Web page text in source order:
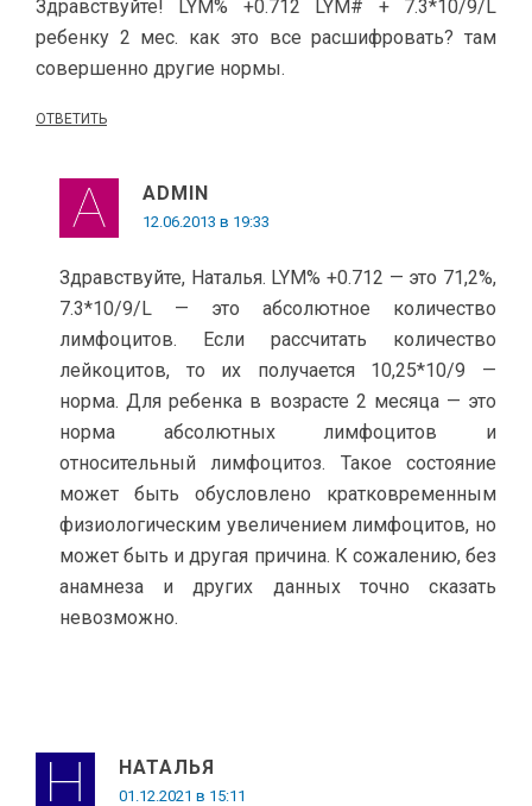
Здравствуйте! LYM% +0.712 LYM# + 7.3*10/9/L
ребенку 2 мес. как это все расшифровать? там
совершенно другие нормы.
ОТВЕТИТЬ
ADMIN
12.06.2013 в 19:33
Здравствуйте, Наталья. LYM% +0.712 — это 71,2%,
7.3*10/9/L — это абсолютное количество
лимфоцитов. Если рассчитать количество
лейкоцитов, то их получается 10,25*10/9 —
норма. Для ребенка в возрасте 2 месяца — это
норма абсолютных лимфоцитов и
относительный лимфоцитоз. Такое состояние
может быть обусловлено кратковременным
физиологическим увеличением лимфоцитов, но
может быть и другая причина. К сожалению, без
анамнеза и других данных точно сказать
невозможно.
НАТАЛЬЯ
01.12.2021 в 15:11